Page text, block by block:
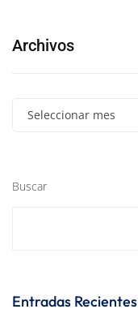
Archivos
Seleccionar mes
Buscar
Entradas Recientes